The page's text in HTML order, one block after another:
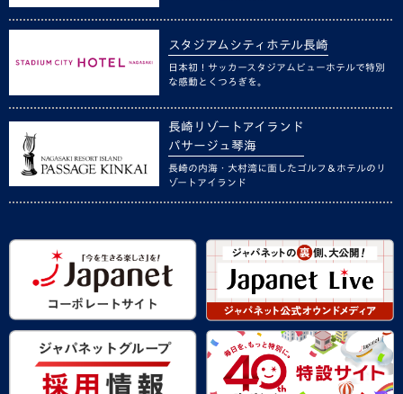
スタジアムシティホテル長崎
日本初！サッカースタジアムビューホテルで特別
な感動とくつろぎを。
長崎リゾートアイランド
パサージュ琴海
長崎の内海・大村湾に面したゴルフ＆ホテルのリ
ゾートアイランド